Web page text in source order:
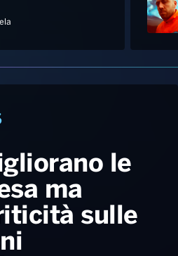
Spettacolo
Consiglia
2026
TV
le
ma
sulle